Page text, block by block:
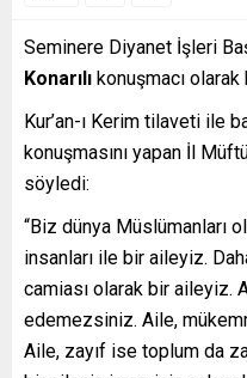
Seminere Diyanet İşleri
Konarılı konuşmacı olarak
Kur’an-ı Kerim tilaveti ile
konuşmasını yapan İl
söyledi:
“Biz dünya Müslümanları
insanları ile bir aileyiz.
camiası olarak bir aileyiz.
edemezsiniz. Aile,
Aile, zayıf ise toplum da